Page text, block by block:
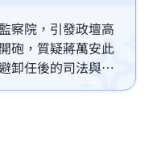
察院，引發政壇高
砲，質疑蔣萬安此
卸任後的司法與監
英社宅廢棄物、秀
，才急著拆除監